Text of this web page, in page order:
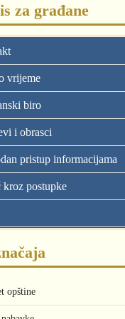
za građane
vrijeme
biro
i obrasci
pristup informacijama
kroz postupke
opštine